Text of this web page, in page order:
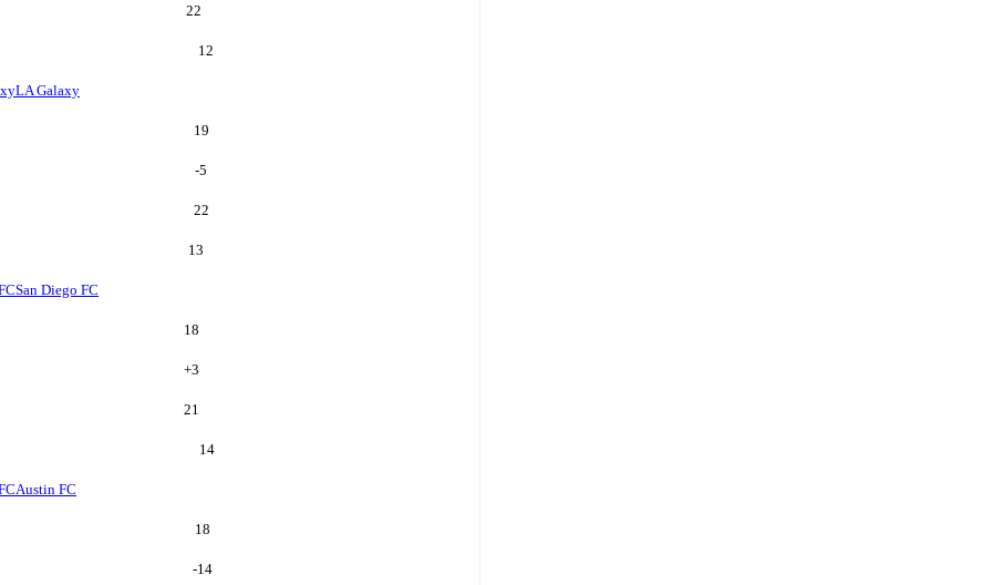
22
12
LA Galaxy
19
-5
22
13
San Diego FC
18
+3
21
14
Austin FC
18
-14